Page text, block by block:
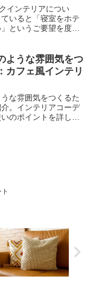
インテリアについ
いると「寝室をホテ
というご要望を度々
す。そこで今日は、
室を...
ような雰囲気をつ
カフェ風インテリ
な雰囲気をつくるた
。インテリアコーデ
のポイントを詳しく